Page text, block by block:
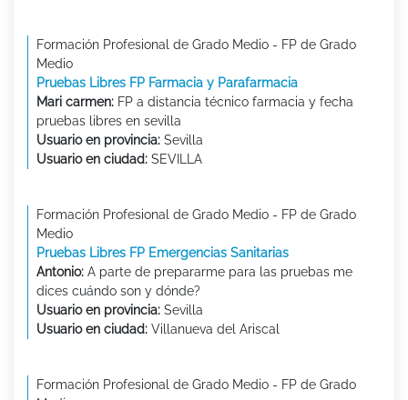
Formación Profesional de Grado Medio - FP de Grado
Medio
Pruebas Libres FP Farmacia y Parafarmacia
Mari carmen: FP a distancia técnico farmacia y fecha
pruebas libres en sevilla
Usuario en provincia: Sevilla
Usuario en ciudad: SEVILLA
Formación Profesional de Grado Medio - FP de Grado
Medio
Pruebas Libres FP Emergencias Sanitarias
Antonio: A parte de prepararme para las pruebas me
dices cuándo son y dónde?
Usuario en provincia: Sevilla
Usuario en ciudad: Villanueva del Ariscal
Formación Profesional de Grado Medio - FP de Grado